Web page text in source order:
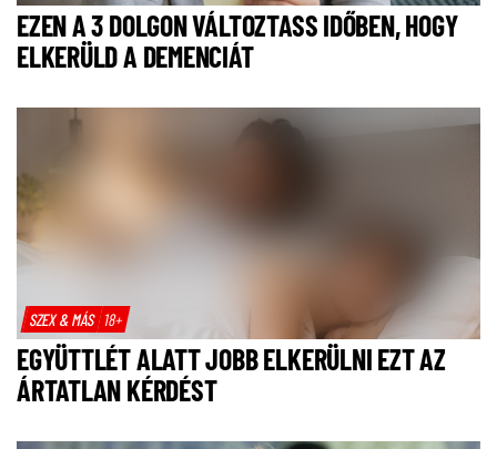
EZEN A 3 DOLGON VÁLTOZTASS IDŐBEN, HOGY
ELKERÜLD A DEMENCIÁT
SZEX & MÁS 18+
EGYÜTTLÉT ALATT JOBB ELKERÜLNI EZT AZ
ÁRTATLAN KÉRDÉST